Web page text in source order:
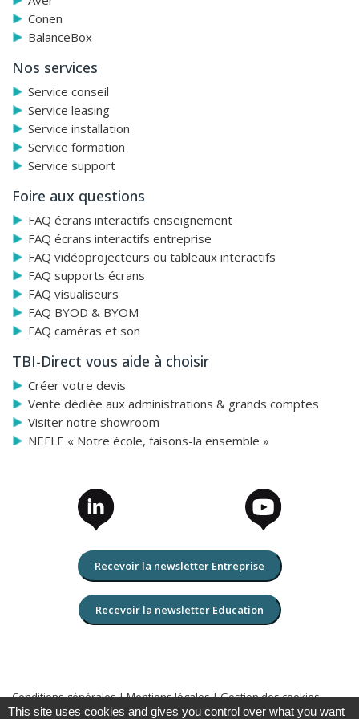
Conen
BalanceBox
Nos services
Service conseil
Service leasing
Service installation
Service formation
Service support
Foire aux questions
FAQ écrans interactifs enseignement
FAQ écrans interactifs entreprise
FAQ vidéoprojecteurs ou tableaux interactifs
FAQ supports écrans
FAQ visualiseurs
FAQ BYOD & BYOM
FAQ caméras et son
TBI-Direct vous aide à choisir
Créer votre devis
Vente dédiée aux administrations & grands comptes
Visiter notre showroom
NEFLE « Notre école, faisons-la ensemble »
Recevoir la newsletter Entreprise
Recevoir la newsletter Education
Conditions générales|Mentions légales|Gestion des cookies
Copyright 2026 TBI-Direct Tous droits réservés
This site uses cookies and gives you control over what you want